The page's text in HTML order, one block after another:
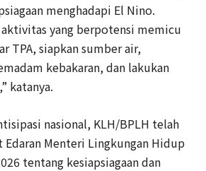
menghadapi El Nino.
yang berpotensi memicu
TPA, siapkan sumber air,
kebakaran, dan lakukan
katanya.
nasional, KLH/BPLH telah
Menteri Lingkungan Hidup
tentang kesiapsiagaan dan